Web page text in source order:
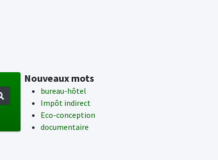
Nouveaux mots
bureau-hôtel
Impôt indirect
Eco-conception
documentaire